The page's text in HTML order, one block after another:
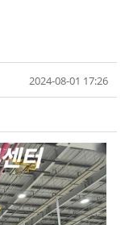
2024-08-01 17:26